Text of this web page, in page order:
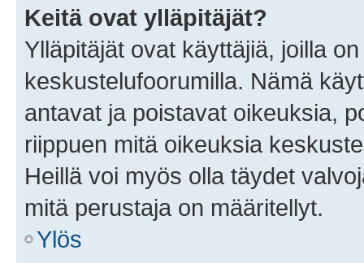
Keitä ovat ylläpitäjät?
Ylläpitäjät ovat käyttäjiä, joilla
keskustelufoorumilla. Nämä
antavat ja poistavat oikeuksia,
riippuen mitä oikeuksia
Heillä voi myös olla täydet
mitä perustaja on määritellyt.
Ylös